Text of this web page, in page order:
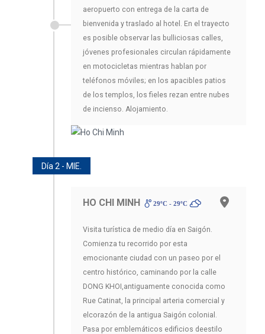
aeropuerto con entrega de la carta de
bienvenida y traslado al hotel. En el trayecto
es posible observar las bulliciosas calles,
jóvenes profesionales circulan rápidamente
en motocicletas mientras hablan por
teléfonos móviles; en los apacibles patios
de los templos, los fieles rezan entre nubes
de incienso. Alojamiento.
Día 2 - MIE.
HO CHI MINH 29ºC - 29ºC
Visita turística de medio día en Saigón.
Comienza tu recorrido por esta
emocionante ciudad con un paseo por el
centro histórico, caminando por la calle
DONG KHOI,antiguamente conocida como
Rue Catinat, la principal arteria comercial y
elcorazón de la antigua Saigón colonial.
Pasa por emblemáticos edificios deestilo